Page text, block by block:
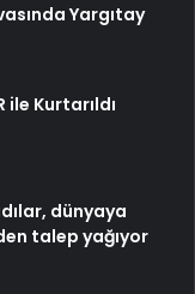
Yargıtay
ile Kurtarıldı
dünyaya
talep yağıyor